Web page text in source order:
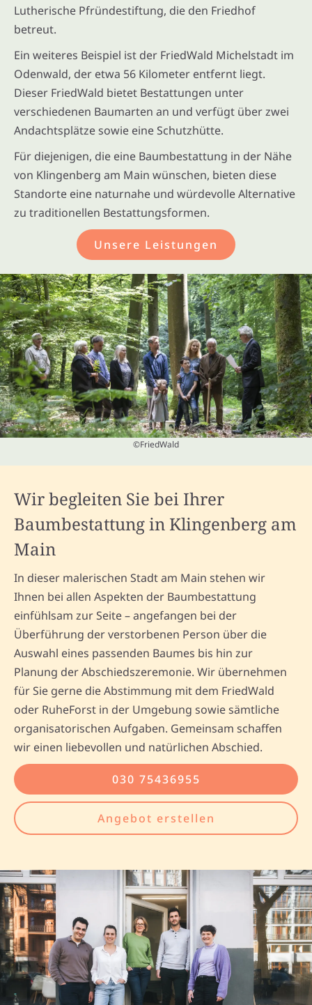
Lutherische Pfründestiftung, die den Friedhof
betreut.
Ein weiteres Beispiel ist der FriedWald Michelstadt im
Odenwald, der etwa 56 Kilometer entfernt liegt.
Dieser FriedWald bietet Bestattungen unter
verschiedenen Baumarten an und verfügt über zwei
Andachtsplätze sowie eine Schutzhütte.
Für diejenigen, die eine Baumbestattung in der Nähe
von Klingenberg am Main wünschen, bieten diese
Standorte eine naturnahe und würdevolle Alternative
zu traditionellen Bestattungsformen.
Unsere Leistungen
©FriedWald
Wir begleiten Sie bei Ihrer
Baumbestattung in Klingenberg am
Main
In dieser malerischen Stadt am Main stehen wir
Ihnen bei allen Aspekten der Baumbestattung
einfühlsam zur Seite – angefangen bei der
Überführung der verstorbenen Person über die
Auswahl eines passenden Baumes bis hin zur
Planung der Abschiedszeremonie. Wir übernehmen
für Sie gerne die Abstimmung mit dem FriedWald
oder RuheForst in der Umgebung sowie sämtliche
organisatorischen Aufgaben. Gemeinsam schaffen
wir einen liebevollen und natürlichen Abschied.
030 75436955
Angebot erstellen